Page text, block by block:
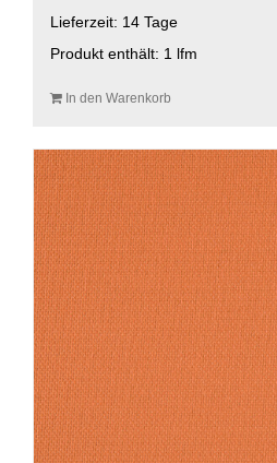
Lieferzeit: 14 Tage
Produkt enthält: 1 lfm
In den Warenkorb